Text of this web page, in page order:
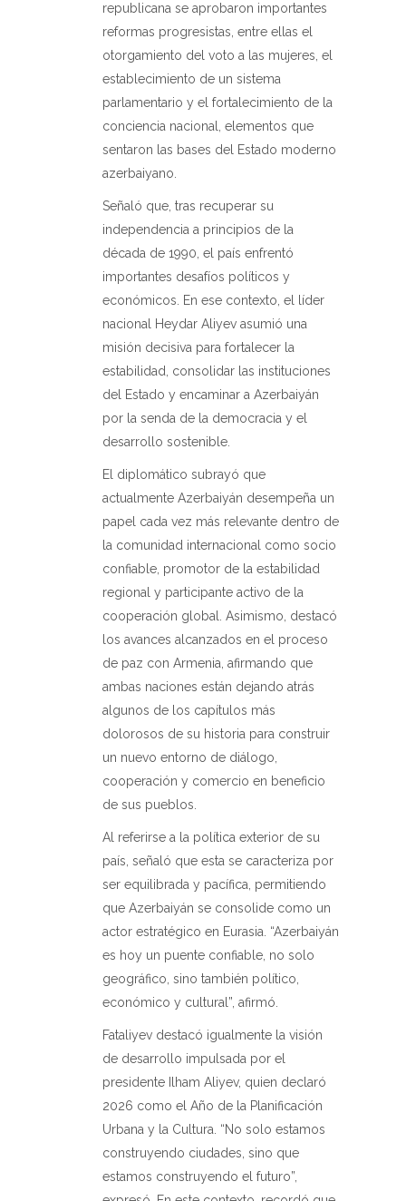
republicana se aprobaron importantes
reformas progresistas, entre ellas el
otorgamiento del voto a las mujeres, el
establecimiento de un sistema
parlamentario y el fortalecimiento de la
conciencia nacional, elementos que
sentaron las bases del Estado moderno
azerbaiyano.
Señaló que, tras recuperar su
independencia a principios de la
década de 1990, el país enfrentó
importantes desafíos políticos y
económicos. En ese contexto, el líder
nacional Heydar Aliyev asumió una
misión decisiva para fortalecer la
estabilidad, consolidar las instituciones
del Estado y encaminar a Azerbaiyán
por la senda de la democracia y el
desarrollo sostenible.
El diplomático subrayó que
actualmente Azerbaiyán desempeña un
papel cada vez más relevante dentro de
la comunidad internacional como socio
confiable, promotor de la estabilidad
regional y participante activo de la
cooperación global. Asimismo, destacó
los avances alcanzados en el proceso
de paz con Armenia, afirmando que
ambas naciones están dejando atrás
algunos de los capítulos más
dolorosos de su historia para construir
un nuevo entorno de diálogo,
cooperación y comercio en beneficio
de sus pueblos.
Al referirse a la política exterior de su
país, señaló que esta se caracteriza por
ser equilibrada y pacífica, permitiendo
que Azerbaiyán se consolide como un
actor estratégico en Eurasia. “Azerbaiyán
es hoy un puente confiable, no solo
geográfico, sino también político,
económico y cultural”, afirmó.
Fataliyev destacó igualmente la visión
de desarrollo impulsada por el
presidente Ilham Aliyev, quien declaró
2026 como el Año de la Planificación
Urbana y la Cultura. “No solo estamos
construyendo ciudades, sino que
estamos construyendo el futuro”,